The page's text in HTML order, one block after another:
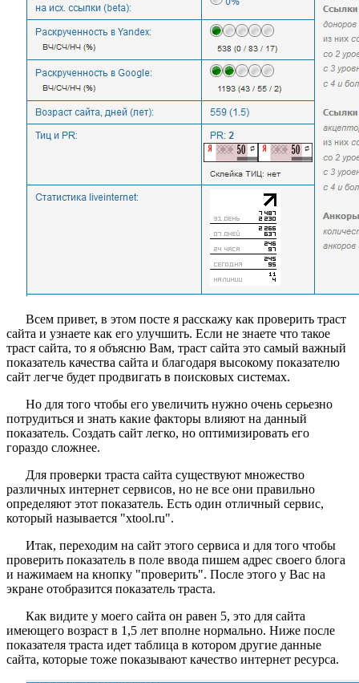
Всем привет, в этом посте я расскажу как проверить траст
сайта и узнаете как его улучшить. Если не знаете что такое
траст сайта, то я объясню Вам, траст сайта это самый важный
показатель качества сайта и благодаря высокому показателю
сайт легче будет продвигать в поисковых системах.
Но для того чтобы его увеличить нужно очень серьезно
потрудиться и знать какие факторы влияют на данный
показатель. Создать сайт легко, но оптимизировать его
гораздо сложнее.
Для проверки траста сайта существуют множество
различных интернет сервисов, но не все они правильно
определяют этот показатель. Есть один отличный сервис,
который называется "xtool.ru".
Итак, переходим на сайт этого сервиса и для того чтобы
проверить показатель в поле ввода пишем адрес своего блога
и нажимаем на кнопку "проверить". После этого у Вас на
экране отобразится показатель траста.
Как видите у моего сайта он равен 5, это для сайта
имеющего возраст в 1,5 лет вполне нормально. Ниже после
показателя траста идет таблица в котором другие данные
сайта, которые тоже показывают качество интернет ресурса.